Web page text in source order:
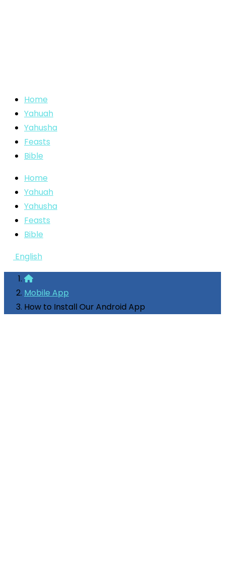
Home
Yahuah
Yahusha
Feasts
Bible
Home
Yahuah
Yahusha
Feasts
Bible
English
Mobile App
How to Install Our Android App